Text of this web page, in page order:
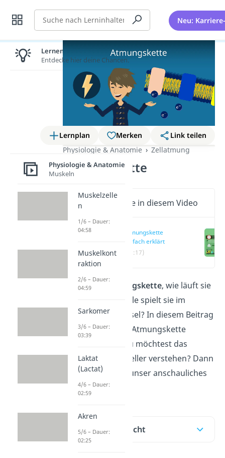
Suche Neu:
Lernplan Merken
Link teilen
Physiologie & Anatomie
Zellatmung
Atmungskette
Wichtige Inhalte in diesem Video
Atmungskette
einfach erklärt
(00:17)
Was ist die Atmungskette, wie läuft sie
ab und welche Rolle spielt sie im
Energiestoffwechsel? In diesem Beitrag
bekommst du die Atmungskette
einfach erklärt. Du möchtest das
Thema noch schneller verstehen? Dann
schaue dir gerne unser anschauliches
Video dazu an.
Inhaltsübersicht
Lernen lohnt sich!
Entdecke hier deine Chancen.
Physiologie & Anatomie
Muskeln
Muskelzelle
n
1/6 – Dauer:
04:58
Muskelkont
raktion
2/6 – Dauer:
04:59
Sarkomer
3/6 – Dauer:
03:39
Laktat
(Lactat)
4/6 – Dauer:
02:59
Akren
5/6 – Dauer:
02:25